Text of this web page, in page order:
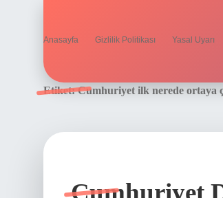
Anasayfa Gizlilik Politikası Yasal Uyarı
Etiket:Cumhuriyet ilk nerede ortaya
Cumhuriyet